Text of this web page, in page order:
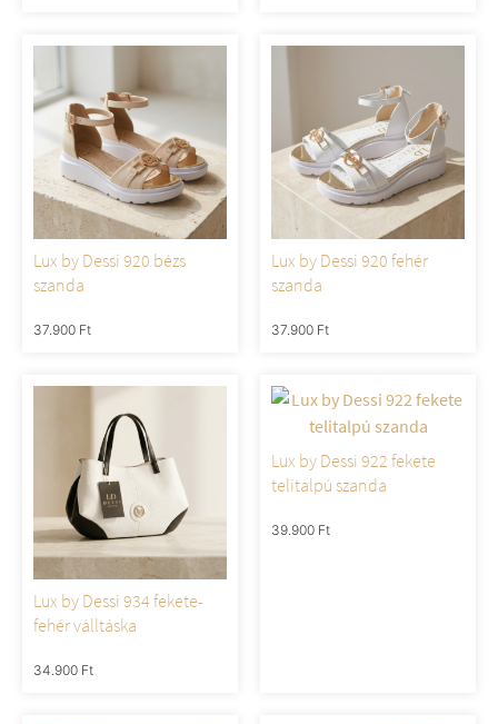
Lux by Dessi 920 bézs
szanda
37.900 Ft
Lux by Dessi 920 fehér
szanda
37.900 Ft
Lux by Dessi 934 fekete-
fehér válltáska
34.900 Ft
Lux by Dessi 922 fekete
telitalpú szanda
39.900 Ft